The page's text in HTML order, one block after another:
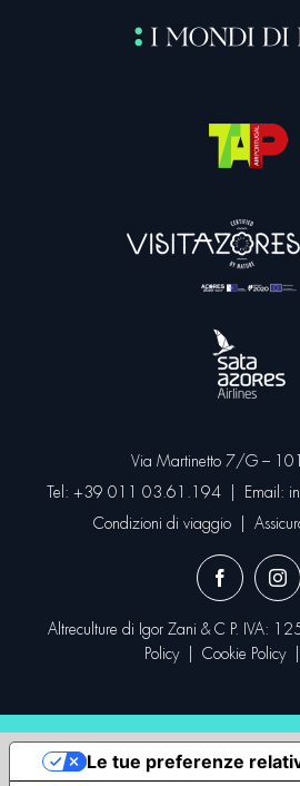
Via Martinetto 7/G –
Tel: +39 011 03.61.194| Email:
Condizioni di viaggio|
Altreculture di Igor Zani & C P. IVA:
Policy| Cookie Policy|
Le tue preferenze